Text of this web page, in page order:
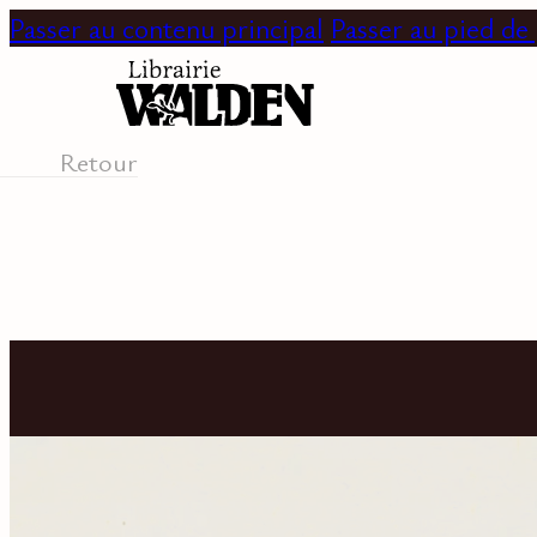
Passer au contenu principal Passer au pied de
Retour